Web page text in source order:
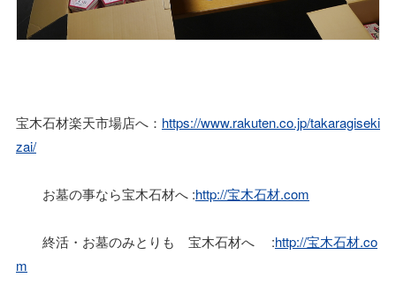
宝木石材楽天市場店へ： https://www.rakuten.co.jp/takaragiseki
zai/
お墓の事なら宝木石材へ :http://宝木石材.com
終活・お墓のみとりも 宝木石材へ :http://宝木石材.co
m